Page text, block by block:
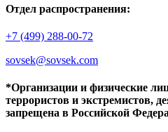
Отдел распространения:
+7 (499) 288-00-72
sovsek@sovsek.com
*Организации и физические
террористов и экстремистов,
запрещена в Российской